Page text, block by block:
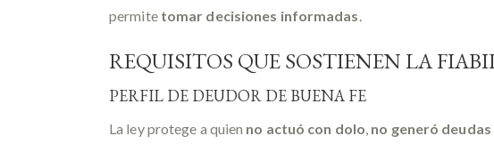
permite tomar decisiones informadas.
REQUISITOS QUE SOSTIENEN LA
PERFIL DE DEUDOR DE BUENA FE
La ley protege a quien no actuó con dolo, no generó